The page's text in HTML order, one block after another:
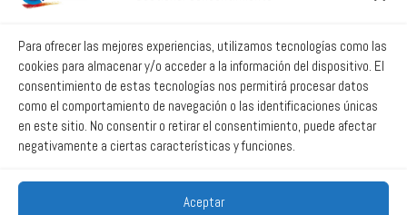
Para ofrecer las mejores experiencias, utilizamos tecnologías como las
cookies para almacenar y/o acceder a la información del dispositivo. El
consentimiento de estas tecnologías nos permitirá procesar datos
como el comportamiento de navegación o las identificaciones únicas
en este sitio. No consentir o retirar el consentimiento, puede afectar
negativamente a ciertas características y funciones.
Aceptar
Aviso legal
Política de privacidad
Política de Sistema Interno de Información
Política de Cookies
Correo web